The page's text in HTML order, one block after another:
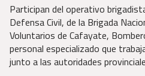
Participan del operativo
Defensa Civil, de la Brigada
Voluntarios de Cafayate,
personal especializado que
junto a las autoridades